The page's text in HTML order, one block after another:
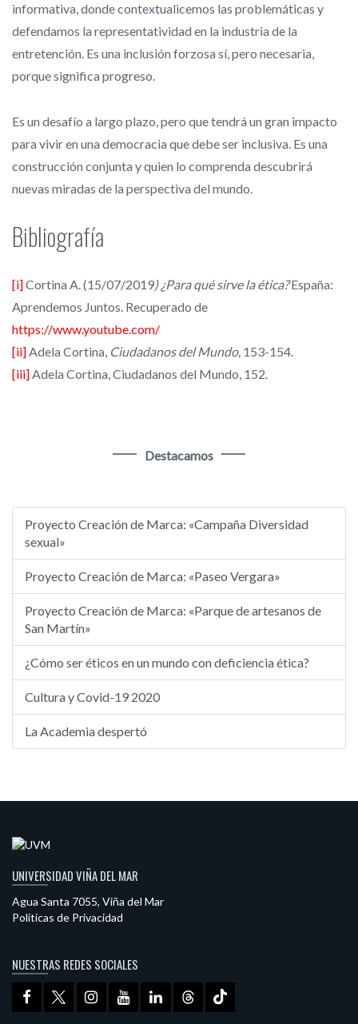
informativa, donde contextualicemos las problemáticas y
defendamos la representatividad en la industria de la
entretención. Es una inclusión forzosa sí, pero necesaria,
porque significa progreso.
Es un desafío a largo plazo, pero que tendrá un gran impacto
para vivir en una democracia que debe ser inclusiva. Es una
construcción conjunta y quien lo comprenda descubrirá
nuevas miradas de la perspectiva del mundo.
Bibliografía
[i]Cortina A. (15/07/2019) ¿Para qué sirve la ética?España:
Aprendemos Juntos. Recuperado de
https://www.youtube.com/
[ii] Adela Cortina, Ciudadanos del Mundo, 153-154.
[iii] Adela Cortina, Ciudadanos del Mundo, 152.
Destacamos
Proyecto Creación de Marca: «Campaña Diversidad
sexual»
Proyecto Creación de Marca: «Paseo Vergara»
Proyecto Creación de Marca: «Parque de artesanos de
San Martín»
¿Cómo ser éticos en un mundo con deficiencia ética?
Cultura y Covid-19 2020
La Academia despertó
UNIVERSIDAD VIÑA DEL MAR
Agua Santa 7055, Viña del Mar
Políticas de Privacidad
NUESTRAS REDES SOCIALES